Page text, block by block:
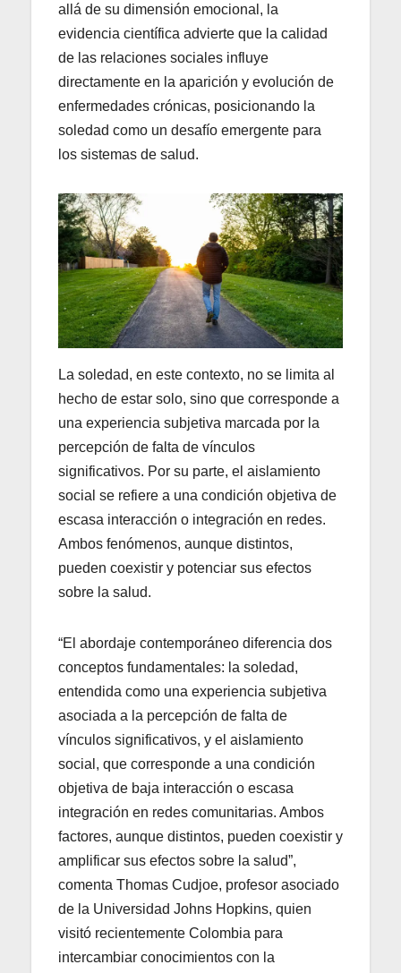
allá de su dimensión emocional, la
evidencia científica advierte que la calidad
de las relaciones sociales influye
directamente en la aparición y evolución de
enfermedades crónicas, posicionando la
soledad como un desafío emergente para
los sistemas de salud.
La soledad, en este contexto, no se limita al
hecho de estar solo, sino que corresponde a
una experiencia subjetiva marcada por la
percepción de falta de vínculos
significativos. Por su parte, el aislamiento
social se refiere a una condición objetiva de
escasa interacción o integración en redes.
Ambos fenómenos, aunque distintos,
pueden coexistir y potenciar sus efectos
sobre la salud.
“El abordaje contemporáneo diferencia dos
conceptos fundamentales: la soledad,
entendida como una experiencia subjetiva
asociada a la percepción de falta de
vínculos significativos, y el aislamiento
social, que corresponde a una condición
objetiva de baja interacción o escasa
integración en redes comunitarias. Ambos
factores, aunque distintos, pueden coexistir y
amplificar sus efectos sobre la salud”,
comenta Thomas Cudjoe, profesor asociado
de la Universidad Johns Hopkins, quien
visitó recientemente Colombia para
intercambiar conocimientos con la